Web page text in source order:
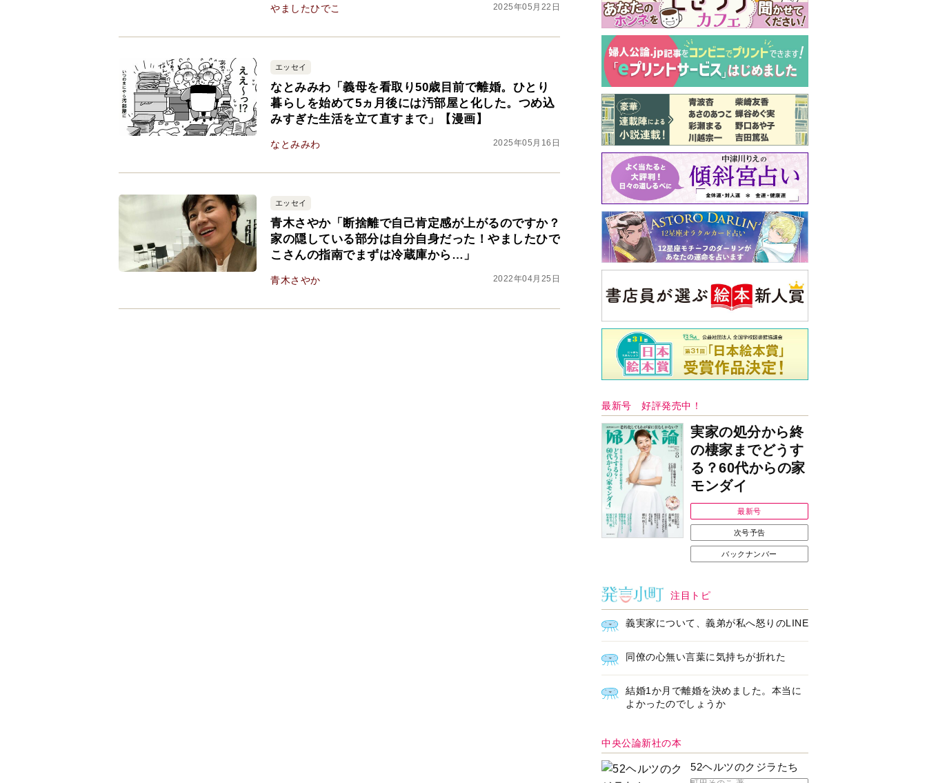
やましたひでこ 2025年05月22日
エッセイ
なとみみわ「義母を看取り50歳目前で離婚。ひとり
暮らしを始めて5ヵ月後には汚部屋と化した。つめ込
みすぎた生活を立て直すまで」【漫画】
なとみみわ 2025年05月16日
エッセイ
青木さやか「断捨離で自己肯定感が上がるのですか？
家の隠している部分は自分自身だった！やましたひで
こさんの指南でまずは冷蔵庫から…」
青木さやか 2022年04月25日
最新号 好評発売中！
実家の処分から終
の棲家までどうす
る？60代からの家
モンダイ
最新号
次号予告
バックナンバー
注目トピ
義実家について、義弟が私へ怒りのLINE
同僚の心無い言葉に気持ちが折れた
結婚1か月で離婚を決めました。本当に
中央公論新社の本
52ヘルツのクジラたち
インフォメーション
ＡＩで始める遺言を書
く前の準備セミナー開
催
耳にすっぽり！オーテ
ィコン補聴器、新しい
スタイルで All in Ear
の「オーティコン ジー
トするオープンイヤー
モデル」発売
ージについてのお詫び
あなたのペット自慢を
【編集部より】公式ア